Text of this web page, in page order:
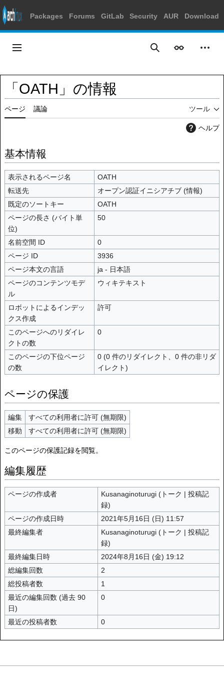
Packages Forums GitLab Security AUR Download
ス
キ
ッ
メインメニュー 検索 表示 個人
「OATH」の情報
ページ 議論 ツール
ヘルプ
基本情報
表示されるページ名
OATH
転送先
オープン認証イニシアチブ(情報)
既定のソートキー
OATH
ページの長さ (バイト単
位)
50
名前空間 ID
0
ページ ID
3936
ページ本文の言語
ja - 日本語
ページのコンテンツモデ
ル
ウィキテキスト
ロボットによるインデッ
クス作成
許可
このページへのリダイレ
クトの数
0
このページの下位ページ
の数
0 (0 件のリダイレクト、0 件の非リダ
イレクト)
ページの保護
編集
すべての利用者に許可 (無期限)
移動
すべての利用者に許可 (無期限)
このページの保護記録を閲覧。
編集履歴
ページの作成者 Kusanaginoturugi (トーク | 投稿記
録)
ページの作成日時
2021年5月16日 (日) 11:57
最終編集者
Kusanaginoturugi (トーク | 投稿記
録)
最終編集日時
2024年8月16日 (金) 19:12
総編集回数
2
総投稿者数
1
最近の編集回数 (過去 90
日)
0
最近の投稿者数 0